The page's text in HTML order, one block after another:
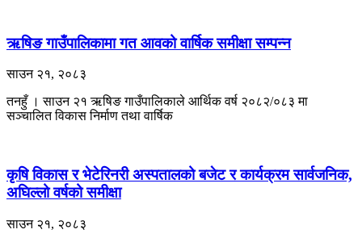
ऋषिङ गाउँपालिकामा गत आवको वार्षिक समीक्षा सम्पन्न
साउन २१, २०८३
तनहुँ । साउन २१ ऋषिङ गाउँपालिकाले आर्थिक वर्ष २०८२/०८३ मा
सञ्चालित विकास निर्माण तथा वार्षिक
कृषि विकास र भेटेरिनरी अस्पतालको बजेट र कार्यक्रम सार्वजनिक,
अघिल्लो वर्षको समीक्षा
साउन २१, २०८३